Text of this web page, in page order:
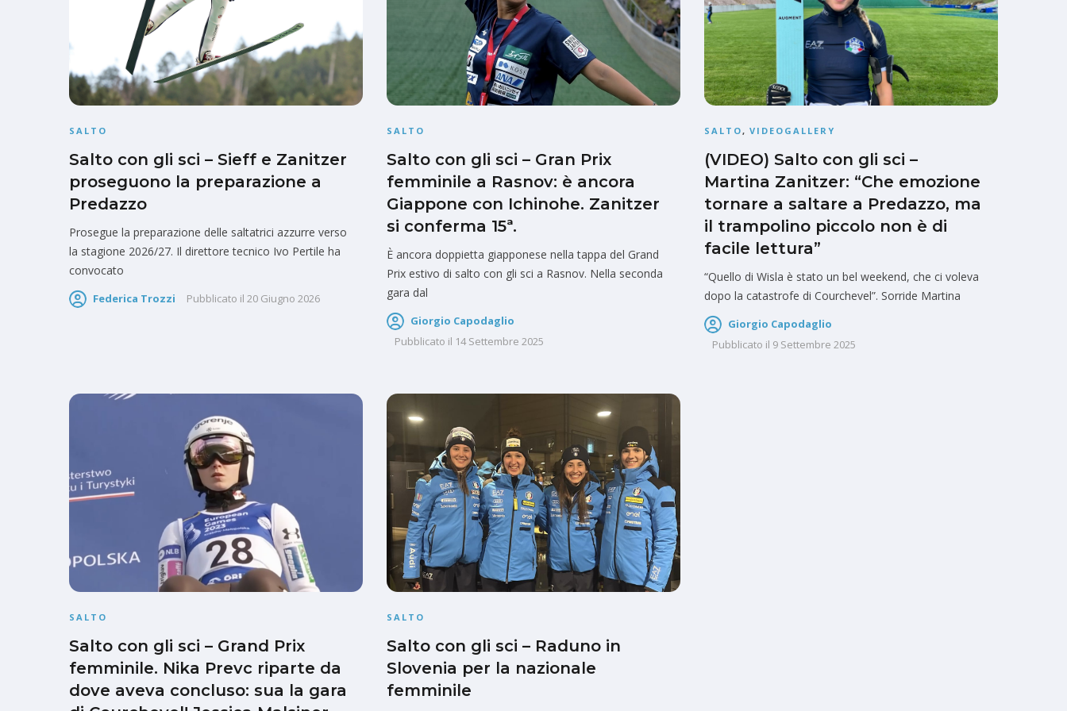
SALTO
Salto con gli sci – Sieff e Zanitzer
proseguono la preparazione a
Predazzo
Prosegue la preparazione delle saltatrici azzurre verso
la stagione 2026/27. Il direttore tecnico Ivo Pertile ha
convocato
Federica Trozzi Pubblicato il 20 Giugno 2026
SALTO
Salto con gli sci – Gran Prix
femminile a Rasnov: è ancora
Giappone con Ichinohe. Zanitzer
si conferma 15ª.
È ancora doppietta giapponese nella tappa del Grand
Prix estivo di salto con gli sci a Rasnov. Nella seconda
gara dal
Giorgio Capodaglio
Pubblicato il 14 Settembre 2025
SALTO, VIDEOGALLERY
(VIDEO) Salto con gli sci –
Martina Zanitzer: “Che emozione
tornare a saltare a Predazzo, ma
il trampolino piccolo non è di
facile lettura”
“Quello di Wisla è stato un bel weekend, che ci voleva
dopo la catastrofe di Courchevel”. Sorride Martina
Giorgio Capodaglio
Pubblicato il 9 Settembre 2025
SALTO
Salto con gli sci – Grand Prix
femminile. Nika Prevc riparte da
dove aveva concluso: sua la gara
SALTO
Salto con gli sci – Raduno in
Slovenia per la nazionale
femminile